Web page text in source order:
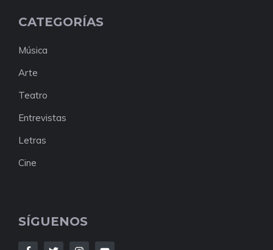
CATEGORÍAS
Música
Arte
Teatro
Entrevistas
Letras
Cine
SÍGUENOS